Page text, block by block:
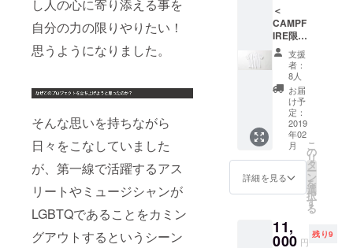
し人の心に寄り添える事を
自分の力の限りやりたい！
思うようになりました。
そんな思いを持ちながら
日々をこなしていました
が、第一線で活躍するアス
リートやミュージシャンが
LGBTQであることをカミン
グアウトするというシーン
けま
す。僕
はもち
ろん、
千原氏
やレス
リー氏
も来場
予定！
この機
会にぜ
ひいら
してく
ださ
3月8日
（金）※
＜
CAMPF
IRE限定
Tシャツ
＞
snails
のアイ
コンを
小さい
刺繍で
胸元に
入れて
いま
す。 カ
ラー：
ホワイ
ズ：ユ
ニセッ
支援
者：
8人
お届
け予
定：
2019
年02
月
詳細を見る
こ
の
リ
タ
ー
ン
を
選
択
す
る
11,
000 円
残り9